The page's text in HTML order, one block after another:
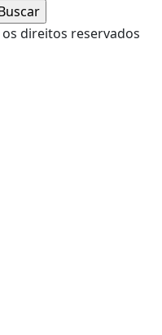
os direitos reservados